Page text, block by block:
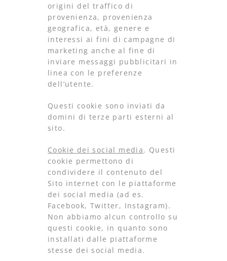
origini del traffico di
provenienza, provenienza
geografica, età, genere e
interessi ai fini di campagne di
marketing anche al fine di
inviare messaggi pubblicitari in
linea con le preferenze
dell’utente.
Questi cookie sono inviati da
domini di terze parti esterni al
sito.
Cookie dei social media. Questi
cookie permettono di
condividere il contenuto del
Sito internet con le piattaforme
dei social media (ad es.
Facebook, Twitter, Instagram).
Non abbiamo alcun controllo su
questi cookie, in quanto sono
installati dalle piattaforme
stesse dei social media.